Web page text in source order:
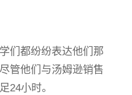
们都纷纷表达他们那
管他们与汤姆逊销售
24小时。